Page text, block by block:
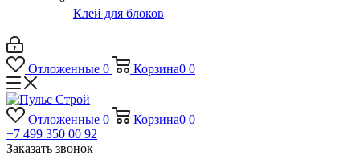
Клей для блоков
Отложенные 0 Корзина0 0
Отложенные 0 Корзина0 0
+7 499 350 00 92
Заказать звонок